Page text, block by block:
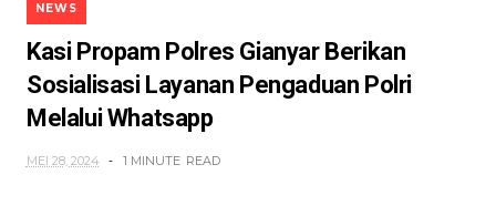
NEWS
Kasi Propam Polres Gianyar Berikan
Sosialisasi Layanan Pengaduan Polri
Melalui Whatsapp
MEI 28, 2024 1 MINUTE READ